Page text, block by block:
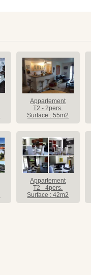
Appartement
T2 - 2pers.
Surface : 55m2
Appartement
T2 - 4pers.
Surface : 42m2